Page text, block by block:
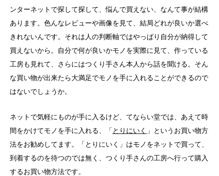
ンターネットで探して探して、悩んで買えない、なんて事が結構
あります。色んなレビューや画像を見て、結局どれが良いか選べ
きれないんです。それは人の判断軸ではやっぱり自分が納得して
買えないから。自分で何が良いかモノを実際に見て、作っている
工房も見れて、さらにはつくり手さん本人から話を聞ける。そん
な買い物が出来たら大満足でモノを手に入れることができるので
はないでしょうか。
ネットで気軽にものが手に入るけど、てならい堂では、あえて時
間をかけてモノを手に入れる、「 とりにいく
」というお買い物方
法をお勧めしてます。「とりにいく」はモノをネットで買って、
到着するのを待つのでは無く、つくり手さんの工房へ行って購入
するお買い物方法です。